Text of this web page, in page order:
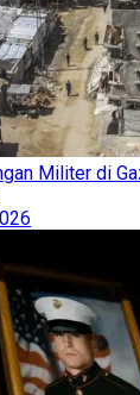
Militer di